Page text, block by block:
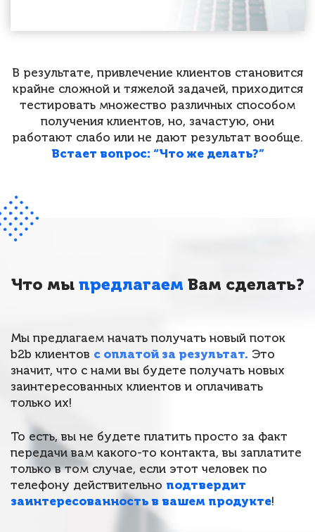
В результате, привлечение клиентов становится
крайне сложной и тяжелой задачей, приходится
тестировать множество различных способом
получения клиентов, но, зачастую, они
работают слабо или не дают результат вообще.
Встает вопрос: “Что же делать?”
Что мы предлагаем Вам сделать?
Мы предлагаем начать получать новый поток
b2b клиентов с оплатой за результат. Это
значит, что с нами вы будете получать новых
заинтересованных клиентов и оплачивать
только их!
То есть, вы не будете платить просто за факт
передачи вам какого-то контакта, вы заплатите
только в том случае, если этот человек по
телефону действительно подтвердит
заинтересованность в вашем продукте!